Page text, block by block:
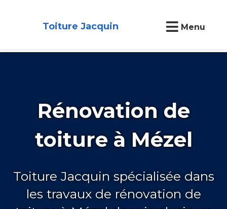
Toiture Jacquin Menu
Rénovation de
toiture à Mézel
Toiture Jacquin spécialisée dans
les travaux de rénovation de